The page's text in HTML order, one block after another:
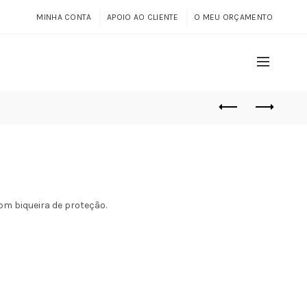
MINHA CONTA APOIO AO CLIENTE O MEU ORÇAMENTO
biqueira de proteção.